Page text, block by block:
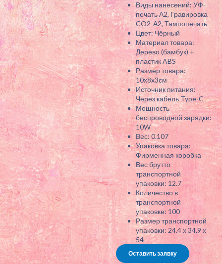
Виды нанесений: УФ-
печать А2, Гравировка
CO2-А2, Тампопечать
Цвет: Чёрный
Материал товара:
Дерево (бамбук) +
пластик ABS
Размер товара:
10x8x3см
Источник питания:
Через кабель Type-C
Мощность
беспроводной зарядки:
10W
Вес: 0.107
Упаковка товара:
Фирменная коробка
Вес брутто
транспортной
упаковки: 12.7
Количество в
транспортной
упаковке: 100
Размер транспортной
упаковки: 24.4 x 34.9 x
54
Оставить заявку